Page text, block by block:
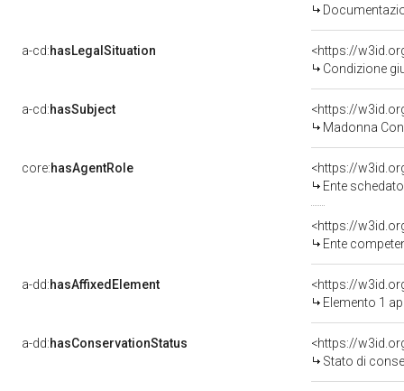
a-cd:hasLegalSituation
Condizione
a-cd:hasSubject
<https://
Madonna
core:hasAgentRole
<https://
Ente schedatore
<https://
Ente competente
a-dd:hasAffixedElement
<https://
Elemento 1
a-dd:hasConservationStatus
<https://
Stato di